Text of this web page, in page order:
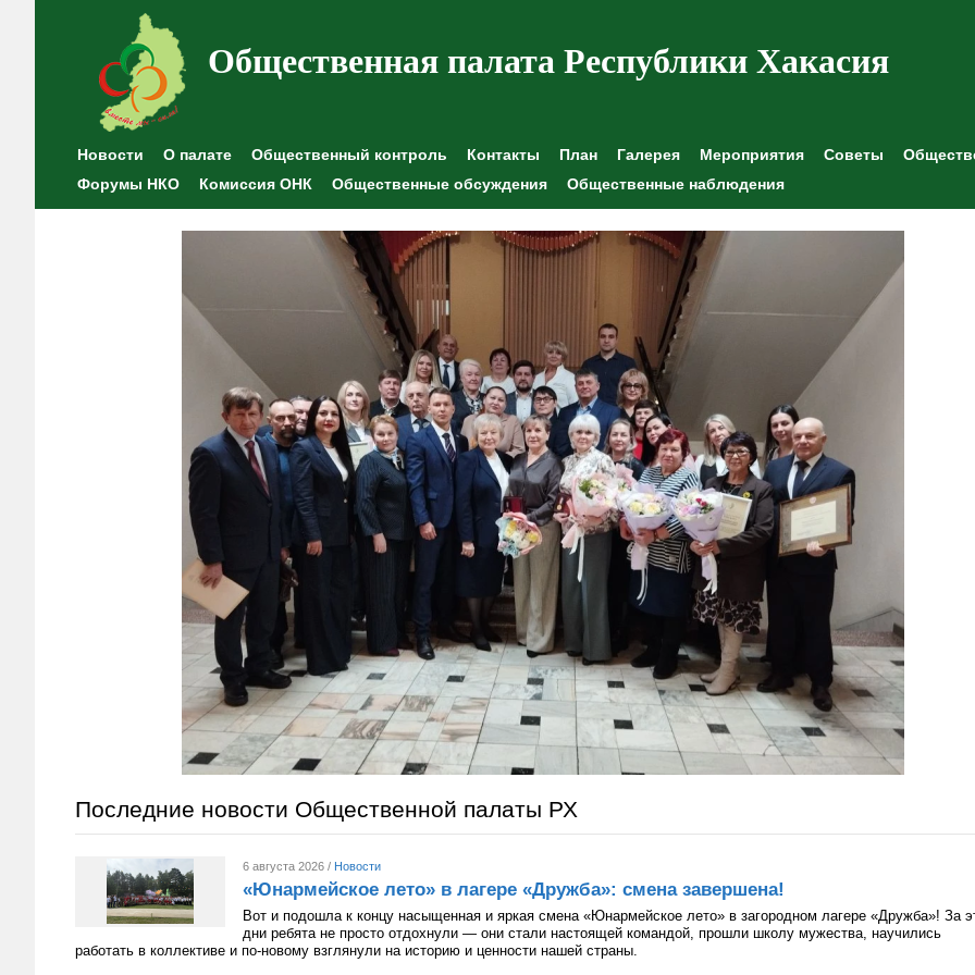
Общественная палата Республики Хакасия
Новости О палате Общественный контроль Контакты План Галерея Мероприятия Советы
Форумы НКО
Комиссия ОНК Общественные обсуждения Общественные наблюдения
Последние новости Общественной палаты РХ
6 августа 2026 / Новости
«Юнармейское лето» в лагере «Дружба»: смена завершена!
Вот и подошла к концу насыщенная и яркая смена «Юнармейское лето» в загородном лагере «Дружба»! За
дни ребята не просто отдохнули — они стали настоящей командой, прошли школу мужества, научились
работать в коллективе и по-новому взглянули на историю и ценности нашей страны.